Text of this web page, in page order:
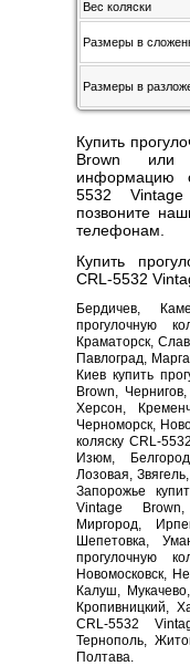
Вес коляски
Размеры в
Размеры в
Купить
Brown или
информацию
5532
позвоните
телефонам.
Купить
CRL-5532
Бердичев,
прогулочную
Краматорск,
Павлоград,
Киев купить
Brown,
Херсон,
Черноморск,
коляску CRL-
Изюм,
Лозовая,
Запорожье
Vintage
Миргород,
Шепетовка,
прогулочную
Новомосковск,
Калуш,
Кропивницкий,
CRL-5532
Тернополь,
Полтава.